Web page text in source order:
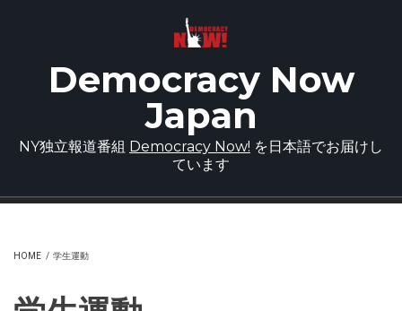
Democracy Now
Japan
NY独立報道番組 Democracy Now! を日本語でお届けし
ています
HOME / 学生運動